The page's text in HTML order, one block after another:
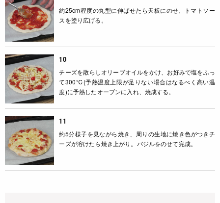
約25cm程度の丸型に伸ばせたら天板にのせ、トマトソー
スを塗り広げる。
10
チーズを散らしオリーブオイルをかけ、お好みで塩をふっ
て300℃(予熱温度上限が足りない場合はなるべく高い温
度)に予熱したオーブンに入れ、焼成する。
11
約5分様子を見ながら焼き、周りの生地に焼き色がつきチ
ーズが溶けたら焼き上がり。バジルをのせて完成。